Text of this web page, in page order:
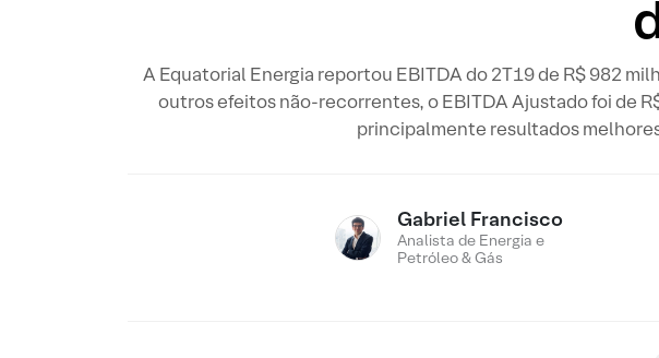
A Equatorial Energia reportou EBITDA do 2T19 de R$ 982
outros efeitos não-recorrentes, o EBITDA Ajustado foi de
principalmente resultados
Gabriel Francisco
Analista de Energia e
Petróleo & Gás